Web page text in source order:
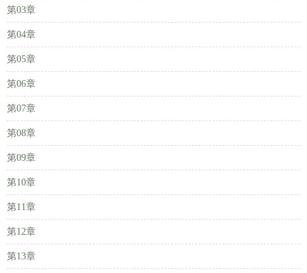
第03章
第04章
第05章
第06章
第07章
第08章
第09章
第10章
第11章
第12章
第13章